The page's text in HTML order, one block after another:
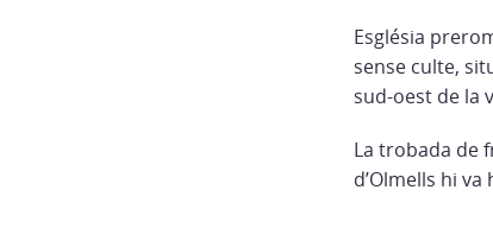
Església
sense culte,
sud-oest de la
La trobada de
d’Olmells hi